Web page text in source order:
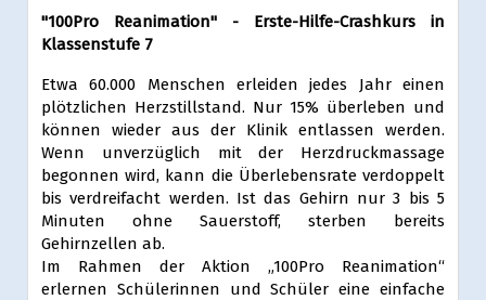
"100Pro Reanimation" - Erste-Hilfe-Crashkurs in
Klassenstufe 7
Etwa 60.000 Menschen erleiden jedes Jahr einen
plötzlichen Herzstillstand. Nur 15% überleben und
können wieder aus der Klinik entlassen werden.
Wenn unverzüglich mit der Herzdruckmassage
begonnen wird, kann die Überlebensrate verdoppelt
bis verdreifacht werden. Ist das Gehirn nur 3 bis 5
Minuten ohne Sauerstoff, sterben bereits
Gehirnzellen ab.
Im Rahmen der Aktion „100Pro Reanimation“
erlernen Schülerinnen und Schüler eine einfache